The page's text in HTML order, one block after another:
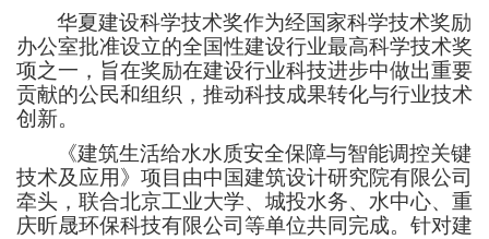
华夏建设科学技术奖作为经国家科学技术奖励
办公室批准设立的全国性建设行业最高科学技术奖
项之一，旨在奖励在建设行业科技进步中做出重要
贡献的公民和组织，推动科技成果转化与行业技术
创新。
《建筑生活给水水质安全保障与智能调控关键
技术及应用》项目由中国建筑设计研究院有限公司
牵头，联合北京工业大学、城投水务、水中心、重
庆昕晟环保科技有限公司等单位共同完成。针对建